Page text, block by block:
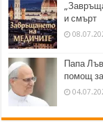
и смърт
Папа
помощ